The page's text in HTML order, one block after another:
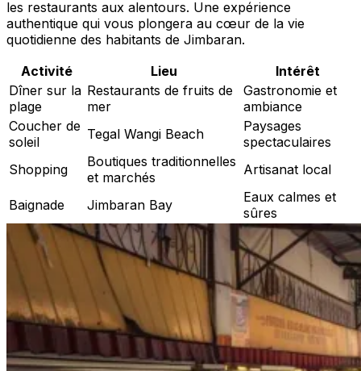
les restaurants aux alentours. Une expérience
authentique qui vous plongera au cœur de la vie
quotidienne des habitants de Jimbaran.
Activité
Lieu
Intérêt
Dîner sur la
plage
Restaurants de fruits de
mer
Gastronomie et
ambiance
Coucher de
soleil
Tegal Wangi Beach
Paysages
spectaculaires
Shopping
Boutiques traditionnelles
et marchés
Artisanat local
Baignade Jimbaran Bay
Eaux calmes et
sûres